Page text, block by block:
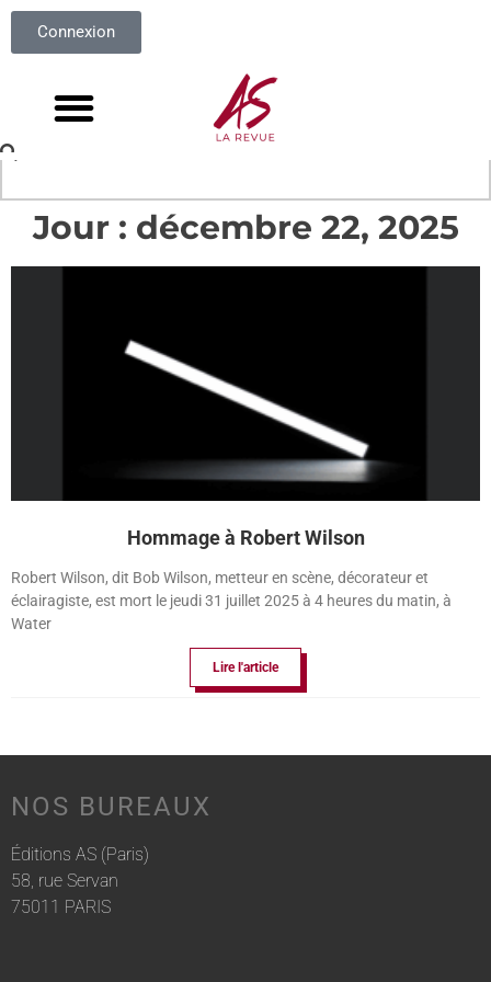
Connexion
Jour : décembre 22, 2025
Hommage à Robert Wilson
Robert Wilson, dit Bob Wilson, metteur en scène, décorateur et
éclairagiste, est mort le jeudi 31 juillet 2025 à 4 heures du matin, à
Water
Lire l'article
NOS BUREAUX
Éditions AS (Paris)
58, rue Servan
75011 PARIS